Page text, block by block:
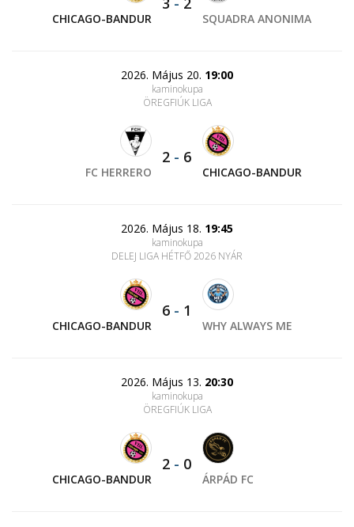
CHICAGO-BANDUR SQUADRA ANONIMA
2026. Május 20. 19:00
kaminokupa
ÖREGFIÚK LIGA
FC HERRERO
2 - 6
CHICAGO-BANDUR
2026. Május 18. 19:45
kaminokupa
DELEJ LIGA HÉTFŐ 2026 NYÁR
CHICAGO-BANDUR
6 - 1
WHY ALWAYS ME
2026. Május 13. 20:30
kaminokupa
ÖREGFIÚK LIGA
CHICAGO-BANDUR
2 - 0
ÁRPÁD FC